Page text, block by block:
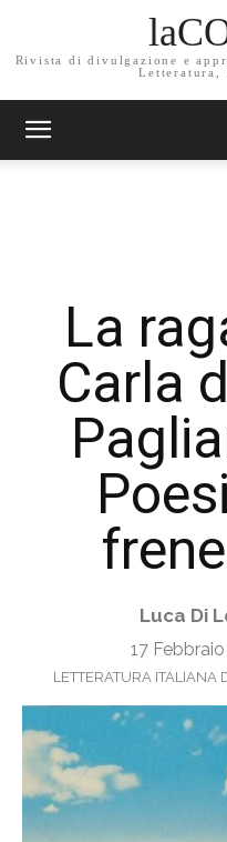
Rivista di divulgazione e
Letteratura,
La
Carla
Luca Di
17
LETTERATURA ITALIANA